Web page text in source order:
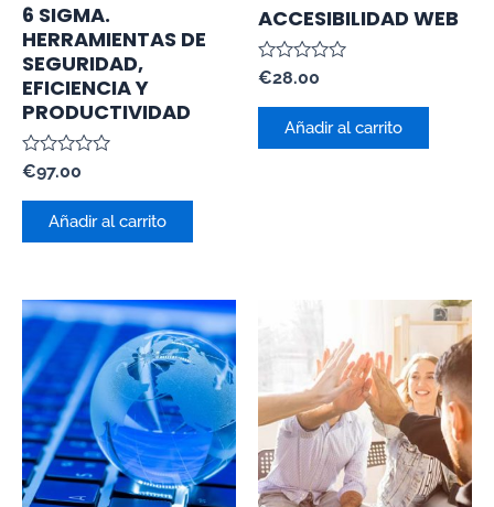
6 SIGMA.
HERRAMIENTAS DE
SEGURIDAD,
EFICIENCIA Y
PRODUCTIVIDAD
Valorado
con
0
€97.00
Añadir al carrito
ACCESIBILIDAD WEB
Valorado
0
€28.00
Añadir al carrito